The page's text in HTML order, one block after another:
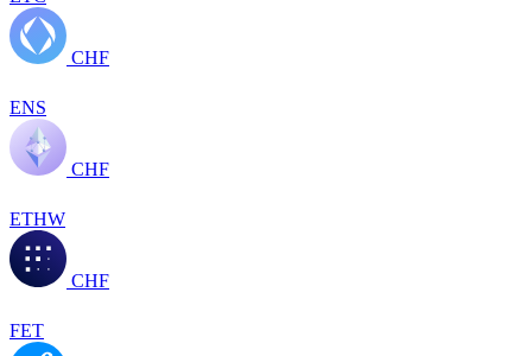
CHF
ENS
CHF
ETHW
CHF
FET